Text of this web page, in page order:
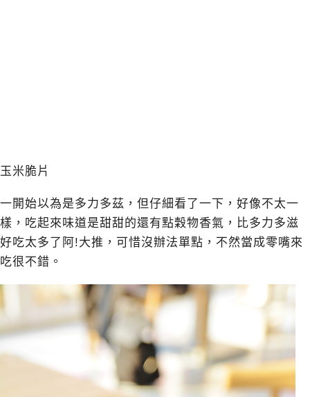
玉米脆片
一開始以為是多力多茲，但仔細看了一下，好像不太一
樣，吃起來味道是甜甜的還有點穀物香氣，比多力多滋
好吃太多了阿!大推，可惜沒辦法單點，不然當成零嘴來
吃很不錯。